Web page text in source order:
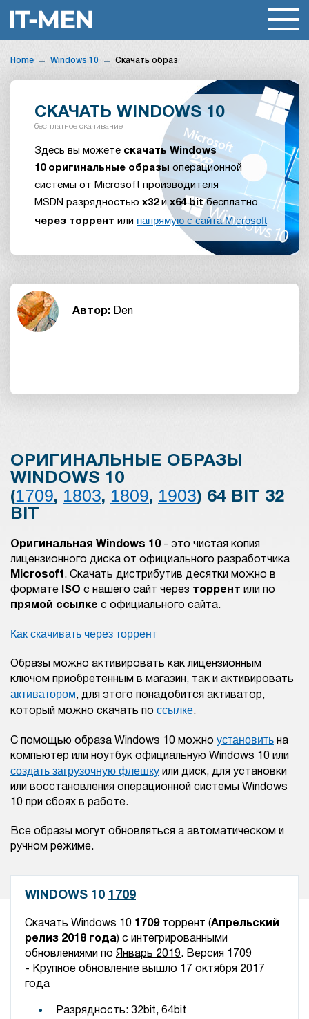
Home Windows 10 Скачать образ
СКАЧАТЬ WINDOWS 10
бесплатное скачивание
Здесь вы можете скачать Windows
10 оригинальные образы операционной
системы от Microsoft производителя
MSDN разрядностью x32и x64 bitбесплатно
через торрент или напрямую с сайта Microsoft
Автор: Den
ОРИГИНАЛЬНЫЕ ОБРАЗЫ
WINDOWS 10
(1709, 1803, 1809, 1903) 64 BIT 32
BIT
Оригинальная Windows 10- это чистая копия
лицензионного диска от официального разработчика
Microsoft. Скачать дистрибутив десятки можно в
формате
ISO с нашего сайт через торрент или по
прямой ссылке с официального сайта.
Как скачивать через торрент
Образы можно активировать как лицензионным
ключом приобретенным в магазин, так и активировать
активатором, для этого понадобится активатор,
который можно скачать по ссылке.
С помощью образа Windows 10 можно установить на
компьютер или ноутбук официальную Windows 10 или
создать загрузочную флешку или диск, для установки
или восстановления операционной системы Windows
10 при сбоях в работе.
Все образы могут обновляться а автоматическом и
ручном режиме.
WINDOWS 10 1709
Скачать Windows 10 1709торрент (Апрельский
релиз 2018 года) с интегрированными
обновлениями по Январь 2019. Версия 1709
- Крупное обновление вышло 17 октября 2017
года
Разрядность: 32bit, 64bit